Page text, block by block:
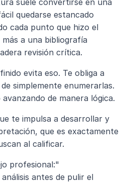
suele convertirse en una
quedarse estancado
cada punto que hizo el
a una bibliografía
revisión crítica.
evita eso. Te obliga a
simplemente enumerarlas.
de manera lógica.
te impulsa a desarrollar y
que es exactamente
al calificar.
profesional:"
antes de pulir el